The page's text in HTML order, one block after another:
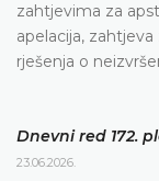
zahtjevima za
apelacija,
rješenja o
Dnevni red 172.
23.06.2026.